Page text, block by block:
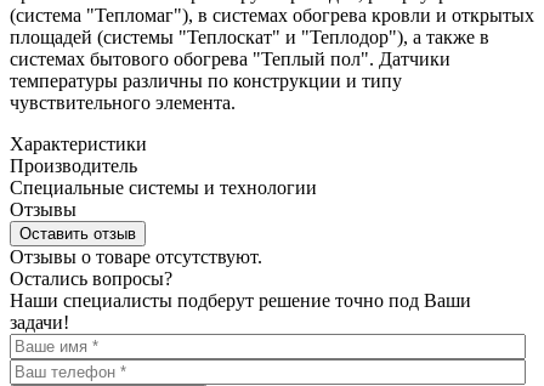
(система "Тепломаг"), в системах обогрева кровли и открытых
площадей (системы "Теплоскат" и "Теплодор"), а также в
системах бытового обогрева "Теплый пол". Датчики
температуры различны по конструкции и типу
чувствительного элемента.
Характеристики
Производитель
Специальные системы и технологии
Отзывы
Оставить отзыв
Отзывы о товаре отсутствуют.
Остались вопросы?
Наши специалисты подберут решение точно под Ваши
задачи!